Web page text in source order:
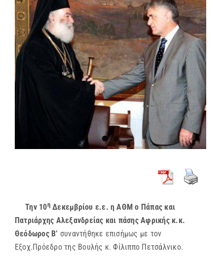
ΕΝΗΜΕΡΩΣΗ
ΣΥΝΔΕΣΕΙΣ
εικόνας
Την 10ηΔεκεμβρίου ε.ε. η ΑΘΜ ο Πάπας και
Πατριάρχης Αλεξανδρείας και πάσης Αφρικής κ.κ.
Θεόδωρος Β’ συναντήθηκε επισήμως με τον
Εξοχ.Πρόεδρο της Βουλής κ. Φίλιππο Πετσάλνικο.